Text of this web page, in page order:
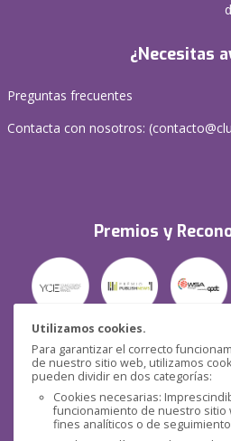
Utilizamos cookies.
Para garantizar el correcto
de nuestro sitio web, utilizamos
pueden dividir en dos categorías:
Cookies necesarias:
funcionamiento de nuestro sitio
fines analíticos o de
¿Necesitas
Preguntas frecuentes
Contacta con nosotros: (
Premios y